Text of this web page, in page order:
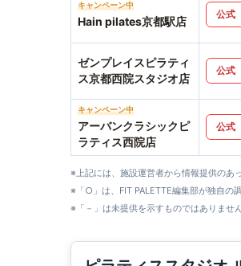
キャンペーン中
Hain pilates京都駅店
公式
ゼンプレイスピラティ
ス京都西院スタジオ店
公式
キャンペーン中
アーバンクラシックピ
ラティス西院店
公式
※上記には、施設運営者から情報提供のあ
※「○」は、FIT PALETTE編集部が独自の
※「－」は未提供を示すものではありませ